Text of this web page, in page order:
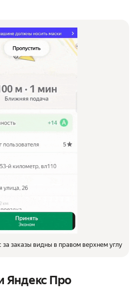
за заказы видны в правом верхнем углу
Яндекс Про